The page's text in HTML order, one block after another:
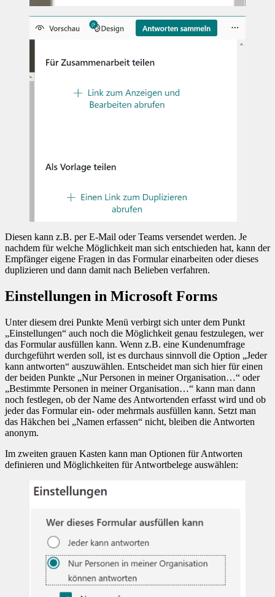
Diesen kann z.B. per E-Mail oder Teams versendet werden. Je
nachdem für welche Möglichkeit man sich entschieden hat, kann der
Empfänger eigene Fragen in das Formular einarbeiten oder dieses
duplizieren und dann damit nach Belieben verfahren.
Einstellungen in Microsoft Forms
Unter diesem drei Punkte Menü verbirgt sich unter dem Punkt
„Einstellungen“ auch noch die Möglichkeit genau festzulegen, wer
das Formular ausfüllen kann. Wenn z.B. eine Kundenumfrage
durchgeführt werden soll, ist es durchaus sinnvoll die Option „Jeder
kann antworten“ auszuwählen. Entscheidet man sich hier für einen
der beiden Punkte „Nur Personen in meiner Organisation…“ oder
„Bestimmte Personen in meiner Organisation…“ kann man dann
noch festlegen, ob der Name des Antwortenden erfasst wird und ob
jeder das Formular ein- oder mehrmals ausfüllen kann. Setzt man
das Häkchen bei „Namen erfassen“ nicht, bleiben die Antworten
anonym.
Im zweiten grauen Kasten kann man Optionen für Antworten
definieren und Möglichkeiten für Antwortbelege auswählen: